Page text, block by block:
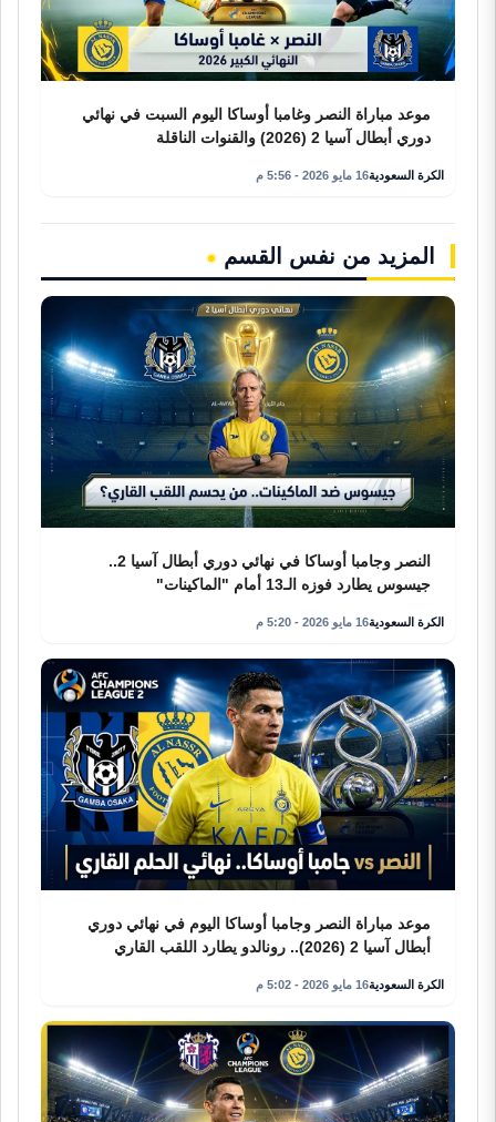
موعد مباراة النصر وغامبا أوساكا اليوم السبت في نهائي
دوري أبطال آسيا 2 (2026) والقنوات الناقلة
الكرة السعودية16 مايو 2026 - 5:56 م
المزيد من نفس القسم
النصر وجامبا أوساكا في نهائي دوري أبطال آسيا 2..
جيسوس يطارد فوزه الـ13 أمام "الماكينات"
الكرة السعودية16 مايو 2026 - 5:20 م
موعد مباراة النصر وجامبا أوساكا اليوم في نهائي دوري
أبطال آسيا 2 (2026).. رونالدو يطارد اللقب القاري
الكرة السعودية16 مايو 2026 - 5:02 م